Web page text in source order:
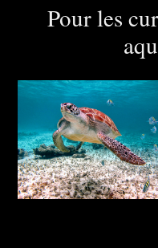
Pour les